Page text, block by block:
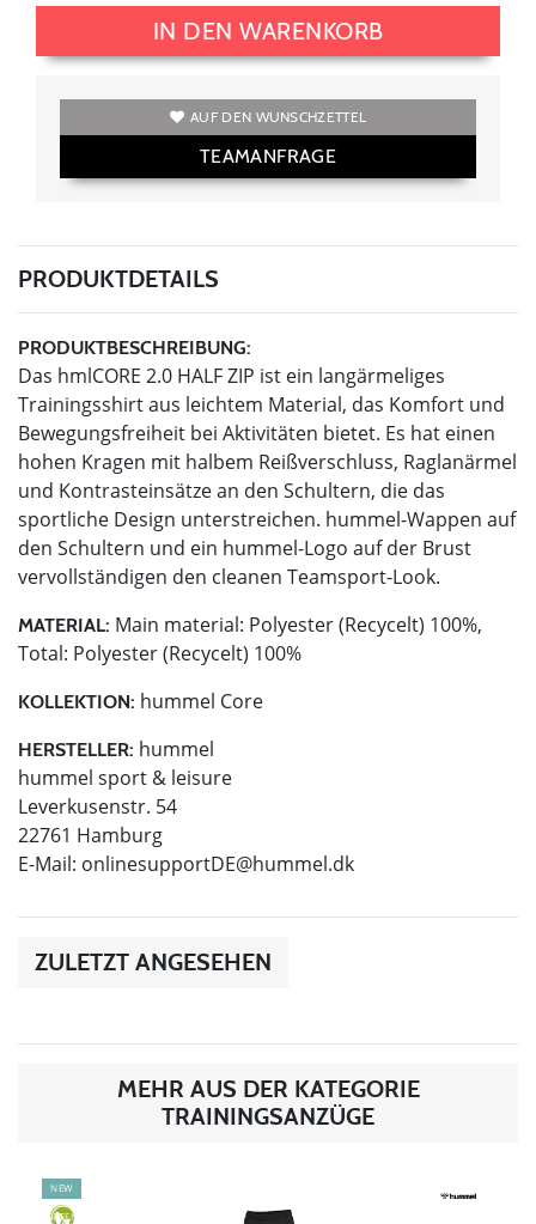
IN DEN WARENKORB
AUF DEN WUNSCHZETTEL
TEAMANFRAGE
PRODUKTDETAILS
PRODUKTBESCHREIBUNG:
Das hmlCORE 2.0 HALF ZIP ist ein langärmeliges
Trainingsshirt aus leichtem Material, das Komfort und
Bewegungsfreiheit bei Aktivitäten bietet. Es hat einen
hohen Kragen mit halbem Reißverschluss, Raglanärmel
und Kontrasteinsätze an den Schultern, die das
sportliche Design unterstreichen. hummel-Wappen auf
den Schultern und ein hummel-Logo auf der Brust
vervollständigen den cleanen Teamsport-Look.
MATERIAL: Main material: Polyester (Recycelt) 100%,
Total: Polyester (Recycelt) 100%
KOLLEKTION: hummel Core
HERSTELLER: hummel
hummel sport & leisure
Leverkusenstr. 54
22761 Hamburg
E-Mail: onlinesupportDE@hummel.dk
ZULETZT ANGESEHEN
MEHR AUS DER KATEGORIE
TRAININGSANZÜGE
NEW
GREEN